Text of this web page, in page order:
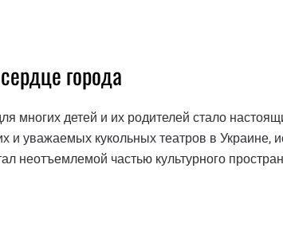
города
многих детей и их родителей стало
и уважаемых кукольных театров в Украине,
неотъемлемой частью культурного